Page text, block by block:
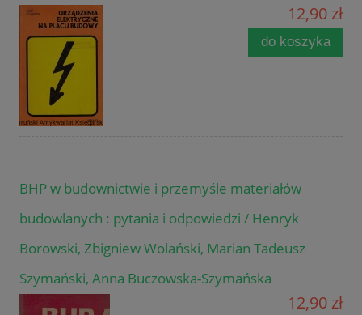
12,90 zł
do koszyka
BHP w budownictwie i przemyśle materiałów
budowlanych : pytania i odpowiedzi / Henryk
Borowski, Zbigniew Wolański, Marian Tadeusz
Szymański, Anna Buczowska-Szymańska
12,90 zł